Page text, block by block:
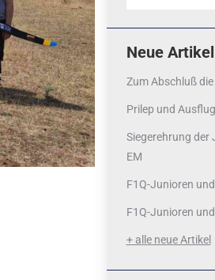
Neue Artikel
Zum Abschluß
Prilep und Ausflug
Siegerehrung der
EM
F1Q-Junioren
F1Q-Junioren
+ alle neue Artikel